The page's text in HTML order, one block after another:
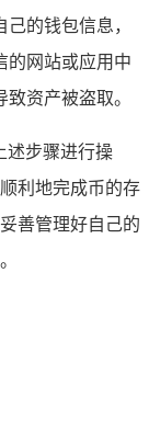
的钱包信息，
的网站或应用中
资产被盗取。
述步骤进行操
利地完成币的存
善管理好自己的